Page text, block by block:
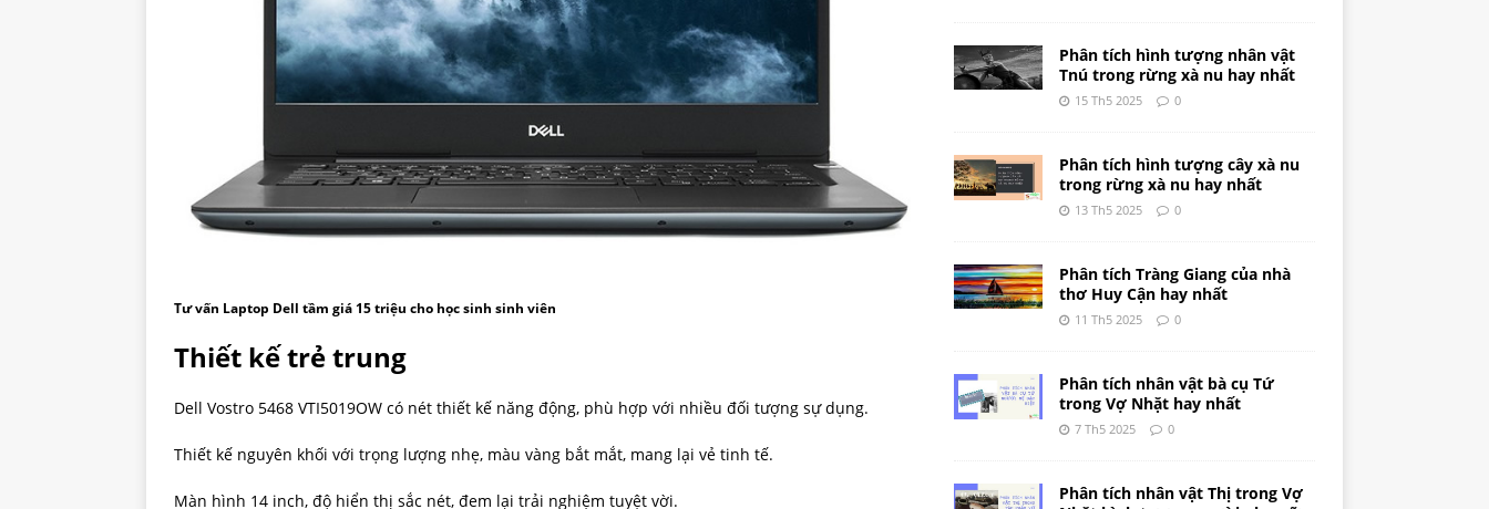
Tư vấn Laptop Dell tầm giá 15 triệu cho học sinh sinh viên
Thiết kế trẻ trung
Dell Vostro 5468 VTI5019OW có nét thiết kế năng động, phù hợp với nhiều đối tượng sự dụng.
Thiết kế nguyên khối với trọng lượng nhẹ, màu vàng bắt mắt, mang lại vẻ tinh tế.
Màn hình 14 inch, độ hiển thị sắc nét, đem lại trải nghiệm tuyệt vời.
Phân tích hình tượng nhân vật
Tnú trong rừng xà nu hay nhất
15 Th5 2025 0
Phân tích hình tượng cây xà nu
trong rừng xà nu hay nhất
13 Th5 2025 0
Phân tích Tràng Giang của nhà
thơ Huy Cận hay nhất
11 Th5 2025 0
Phân tích nhân vật bà cụ Tứ
trong Vợ Nhặt hay nhất
7 Th5 2025 0
Phân tích nhân vật Thị trong Vợ